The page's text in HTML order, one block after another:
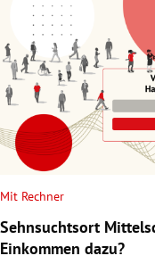
Mit Rechner
Sehnsuchtsort
Einkommen dazu?